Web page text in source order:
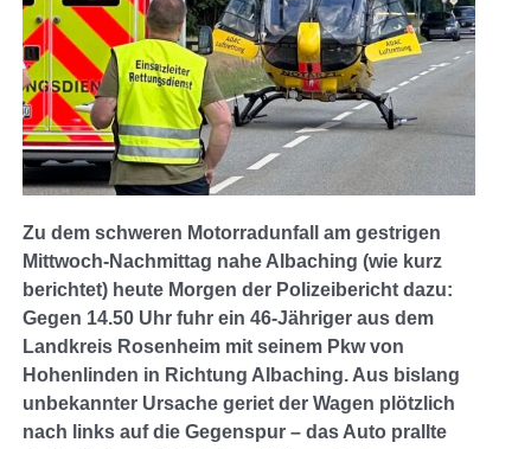
Zu dem schweren Motorradunfall am gestrigen
Mittwoch-Nachmittag nahe Albaching (wie kurz
berichtet) heute Morgen der Polizeibericht dazu:
Gegen 14.50 Uhr fuhr ein 46-Jähriger aus dem
Landkreis Rosenheim mit seinem Pkw von
Hohenlinden in Richtung Albaching. Aus bislang
unbekannter Ursache geriet der Wagen plötzlich
nach links auf die Gegenspur – das Auto prallte